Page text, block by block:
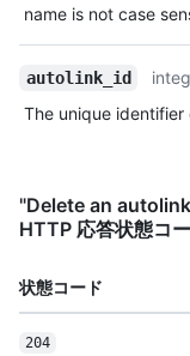
name is not case
autolink_id
The unique identifier
"Delete an
HTTP 応答状態コ
状態コード
204